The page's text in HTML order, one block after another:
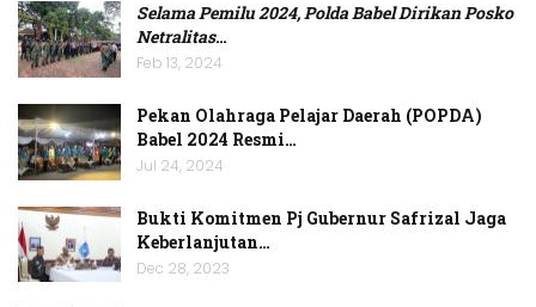
Selama Pemilu 2024, Polda Babel Dirikan Posko
Netralitas…
Feb 13, 2024
Pekan Olahraga Pelajar Daerah (POPDA)
Babel 2024 Resmi…
Jul 24, 2024
Bukti Komitmen Pj Gubernur Safrizal Jaga
Keberlanjutan…
Dec 28, 2023